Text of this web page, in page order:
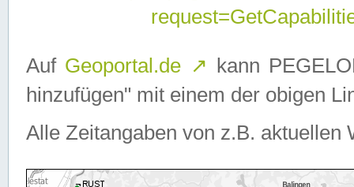
Auf Geoportal.de ↗ kann
hinzufügen" mit einem der obigen
Alle Zeitangaben von z.B. aktuellen